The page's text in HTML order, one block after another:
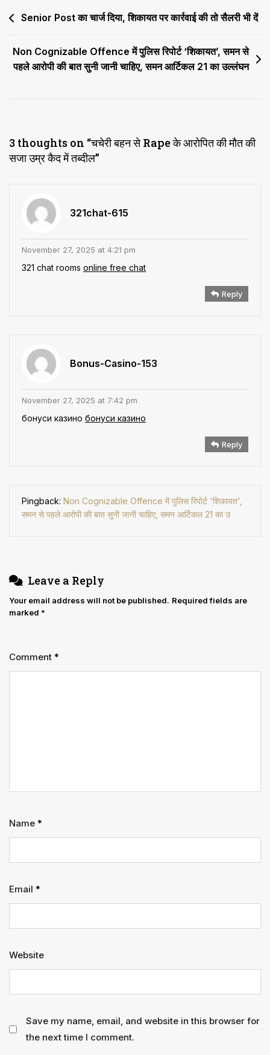
तब्दील
Post
Senior Post का चार्ज दिया, शिकायत पर कार्रवाई की तो सैलरी भी दें
Non Cognizable Offence में पुलिस रिपोर्ट ‘शिकायत’, समन से
पहले आरोपी की बात सुनी जानी चाहिए, समन आर्टिकल 21 का उल्लंघन
3 thoughts on “चचेरी बहन से Rape के आरोपित की मौत की
सजा उम्र कैद में तब्दील”
321chat-615
November 27, 2025 at 4:21 pm
321 chat rooms online free chat
Reply
Bonus-Casino-153
November 27, 2025 at 7:42 pm
бонуси казино бонуси казино
Reply
Pingback: Non Cognizable Offence में पुलिस रिपोर्ट 'शिकायत',
समन से पहले आरोपी की बात सुनी जानी चाहिए, समन आर्टिकल 21 का उ
Leave a Reply
Your email address will not be published. Required fields are
marked *
Comment *
Name *
Email *
Website
Save my name, email, and website in this browser for
the next time I comment.